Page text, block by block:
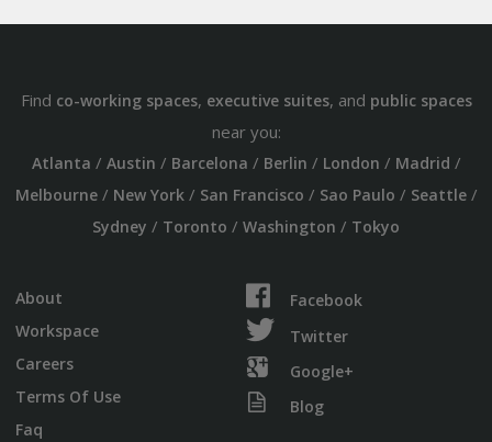
Find co-working spaces, executive suites, and public spaces
near you:
Atlanta / Austin / Barcelona / Berlin / London / Madrid /
Melbourne/ New York/ San Francisco / Sao Paulo / Seattle/
Sydney / Toronto / Washington / Tokyo
About
Workspace
Careers
Terms Of Use
Faq
Facebook
Twitter
Google+
Blog